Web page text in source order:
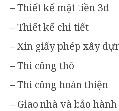
– Thiết kế mặt tiền 3d
– Thiết kế chi tiết
– Xin giấy phép xây
– Thi công thô
– Thi công hoàn thiện
– Giao nhà và bảo hành